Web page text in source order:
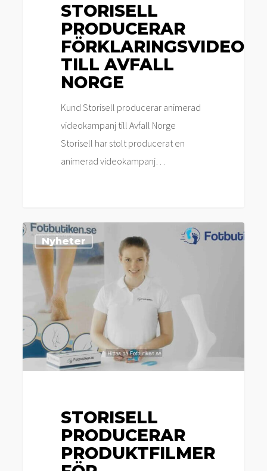
STORISELL
PRODUCERAR
FÖRKLARINGSVIDEO
TILL AVFALL
NORGE
Kund Storisell producerar animerad
videokampanj till Avfall Norge
Storisell har stolt producerat en
animerad videokampanj…
Storisell
producerar
produktfilmer
Fotbutiken
Nyheter
STORISELL
PRODUCERAR
PRODUKTFILMER